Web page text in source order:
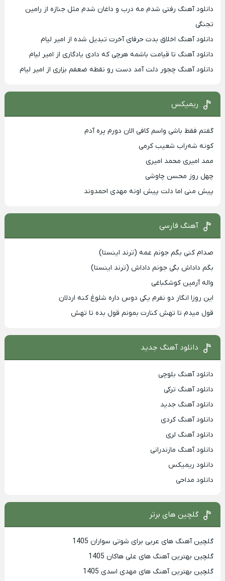
دانلود آهنگ رفتی شدم مه درب و داغان شدم مثل جنازه از رامین
تجنگی
دانلود آهنگ اخلاق بدت حرفای آخرت تبدیل شده از امیر لیام
دانلود آهنگ تا قیامت باشمه هرچی که دادی یادگاری از امیر لیام
دانلود آهنگ چجور دلت آمد دست رو نقطه ضعفم بزاری از امیر لیام
ریمیکس
گفتم فقط باشی واسم کافی الان دورم پره آدم
کونه شه‌راب شعیب کرمی
ممد امیری محمد امیری
چهل روز محسن چاوشی
پیش منی اما دلت پیش اونه مهدی احمدوند
آهنگ فارسی
صدام کنی بگم جونم عمه (ترند اینستا)
بگم داداش بگی جونم داداش (ترند اینستا)
واله آرمین کوشکباغی
این روزا انگار دو نفرم یکی دوس داره شلوغ کنه اردلان
قول میدم تا تهش کنارت بمونم قول بده تا تهش
دانلود آهنگ جدید
دانلود آهنگ بلوچی
دانلود آهنگ ترکی
دانلود آهنگ جدید
دانلود آهنگ کردی
دانلود آهنگ لری
دانلود آهنگ مازندرانی
دانلود ریمیکس
دانلود مداحی
گلچین های برتر
گلچین آهنگ های عربی برای شوتی سواران 1405
گلچین بهترين آهنگ های علی هاکان 1405
گلچین بهترین آهنگ های مهدی اسدی 1405